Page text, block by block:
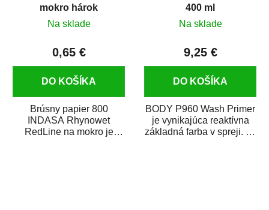
mokro hárok
Na sklade
0,65 €
DO KOŠÍKA
Brúsny papier 800
INDASA Rhynowet
RedLine na mokro je
400 ml
Na sklade
9,25 €
DO KOŠÍKA
BODY P960 Wash Primer
je vynikajúca reaktívna
základná farba v spreji. Je